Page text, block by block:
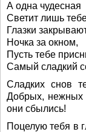
А одна чудесная
Светит лишь
Глазки
Ночка за окном,
Пусть тебе
Самый сладкий
Сладких снов
Добрых, нежных
они сбылись!
Поцелую тебя в